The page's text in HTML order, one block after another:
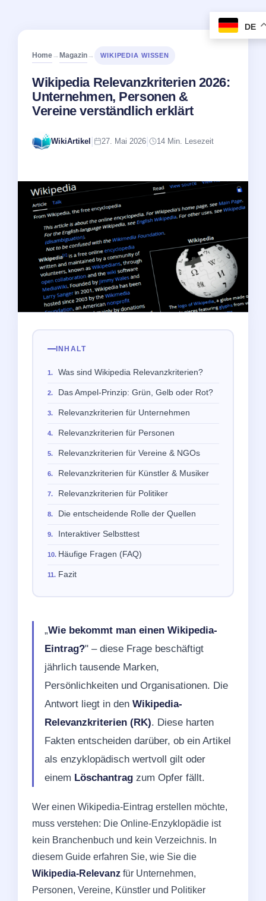
Home→ Magazin→ WIKIPEDIA WISSEN
Wikipedia Relevanzkriterien 2026:
Unternehmen, Personen &
Vereine verständlich erklärt
WikiArtikel | 27. Mai 2026| 14 Min. Lesezeit
INHALT
Was sind Wikipedia Relevanzkriterien?
Das Ampel-Prinzip: Grün, Gelb oder Rot?
Relevanzkriterien für Unternehmen
Relevanzkriterien für Personen
Relevanzkriterien für Vereine & NGOs
Relevanzkriterien für Künstler & Musiker
Relevanzkriterien für Politiker
Die entscheidende Rolle der Quellen
Interaktiver Selbsttest
Häufige Fragen (FAQ)
Fazit
„Wie bekommt man einen Wikipedia-
Eintrag?" – diese Frage beschäftigt
jährlich tausende Marken,
Persönlichkeiten und Organisationen. Die
Antwort liegt in den Wikipedia-
Relevanzkriterien (RK). Diese harten
Fakten entscheiden darüber, ob ein Artikel
als enzyklopädisch wertvoll gilt oder
einem Löschantrag zum Opfer fällt.
Wer einen Wikipedia-Eintrag erstellen möchte,
muss verstehen: Die Online-Enzyklopädie ist
kein Branchenbuch und kein Verzeichnis. In
diesem Guide erfahren Sie, wie Sie die
Wikipedia-Relevanz für Unternehmen,
Personen, Vereine, Künstler und Politiker
DE